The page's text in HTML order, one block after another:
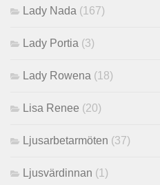
Lady Nada (167)
Lady Portia (3)
Lady Rowena (18)
Lisa Renee (20)
Ljusarbetarmöten (37)
Ljusvärdinnan (1)